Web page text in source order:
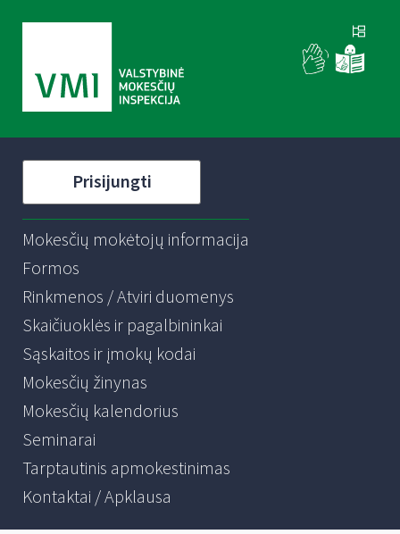
Prisijungti
Mokesčių mokėtojų informacija
Formos
Rinkmenos / Atviri duomenys
Skaičiuoklės ir pagalbininkai
Sąskaitos ir įmokų kodai
Mokesčių žinynas
Mokesčių kalendorius
Seminarai
Tarptautinis apmokestinimas
Kontaktai / Apklausa